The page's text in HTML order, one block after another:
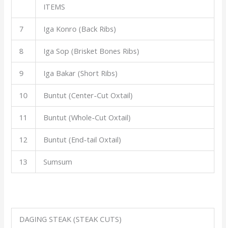
ITEMS
7 Iga Konro (Back Ribs)
8 Iga Sop (Brisket Bones Ribs)
9 Iga Bakar (Short Ribs)
10 Buntut (Center-Cut Oxtail)
11 Buntut (Whole-Cut Oxtail)
12 Buntut (End-tail Oxtail)
13 Sumsum
DAGING STEAK (STEAK CUTS)